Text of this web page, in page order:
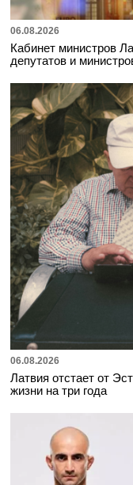
06.08.2026
Кабинет министров
депутатов и
06.08.2026
Латвия отстает от
жизни на три года